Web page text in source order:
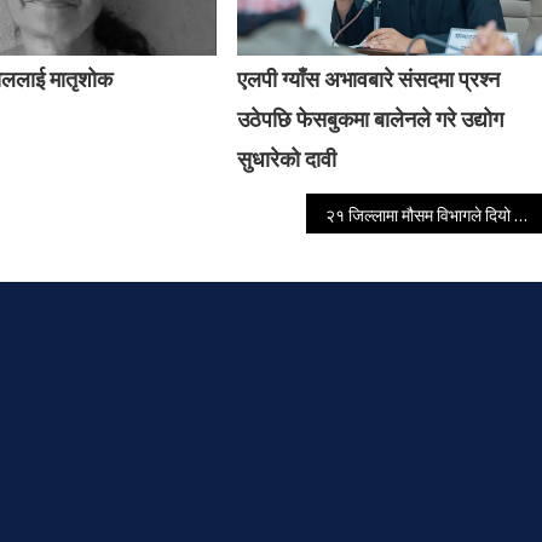
मातृशोक
एलपी ग्याँस अभावबारे संसदमा प्रश्न
उठेपछि फेसबुकमा बालेनले गरे उद्योग
सुधारेको दावी
२१ जिल्लामा मौसम विभागले दियो हावाहुरीको चेतावनी